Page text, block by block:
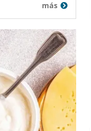
más